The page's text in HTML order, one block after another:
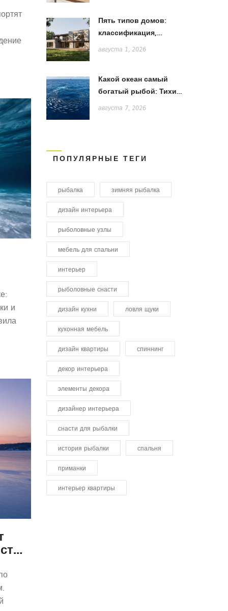
и
Пять типов домов:
классификация,
особенности и выбор
августа 1, 2026
Какой океан самый
богатый рыбой: Тихий,
Атлантический или
августа 7, 2026
ПОПУЛЯРНЫЕ ТЕГИ
рыбалка зимняя рыбалка
дизайн интерьера
рыболовные узлы
мебель для спальни
интерьер
рыболовные снасти
дизайн кухни ловля щуки
кухонная мебель
дизайн квартиры спиннинг
декор интерьера
элементы декора
дизайнер интерьера
снасти для рыбалки
история рыбалки спальня
приманки
интерьер квартиры